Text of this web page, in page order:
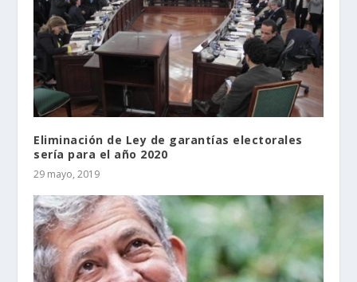
Eliminación de Ley de garantías electorales
sería para el año 2020
29 mayo, 2019